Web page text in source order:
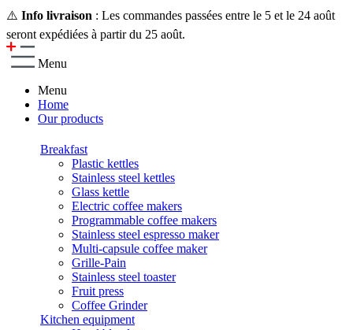
⚠️ Info livraison : Les commandes passées entre le 5 et le 24 août
seront expédiées à partir du 25 août.
Menu
Menu
Home
Our products
Breakfast
Plastic kettles
Stainless steel kettles
Glass kettle
Electric coffee makers
Programmable coffee makers
Stainless steel espresso maker
Multi-capsule coffee maker
Grille-Pain
Stainless steel toaster
Fruit press
Coffee Grinder
Kitchen equipment